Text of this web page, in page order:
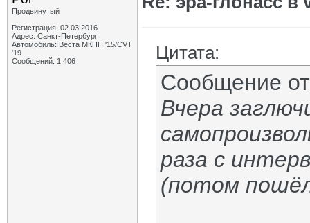
Продвинутый
Регистрация: 02.03.2016
Адрес: Санкт-Петербург
Автомобиль: Веста МКПП '15/CVT
'19
Сообщений: 1,406
Цитата:
Сообщение
Вчера
раза с
(потом